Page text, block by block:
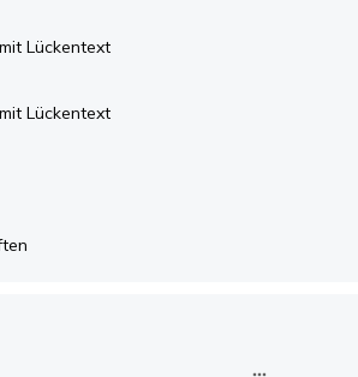
Lückentext
Lückentext